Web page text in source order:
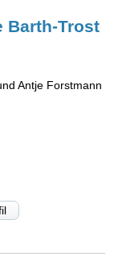
Barth-Trost
Antje Forstmann